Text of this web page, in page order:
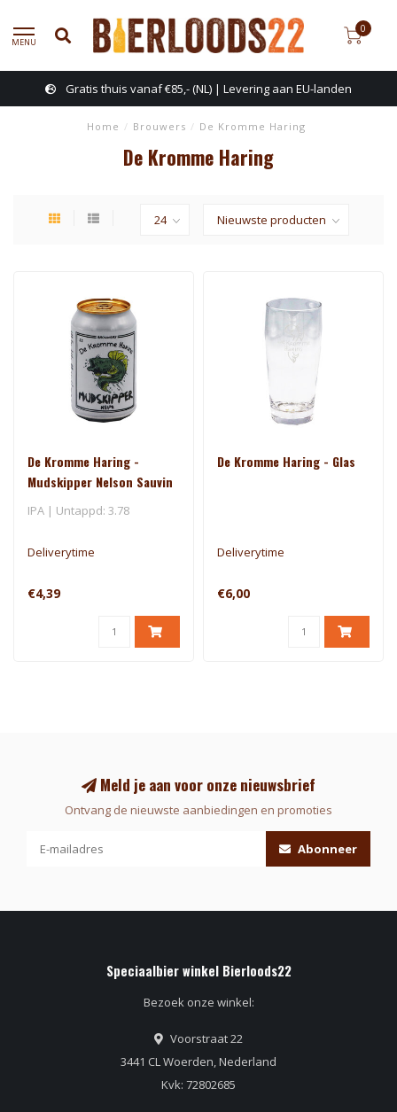
MENU
0
Gratis thuis vanaf €85,- (NL) | Levering aan EU-landen
Home / Brouwers / De Kromme Haring
De Kromme Haring
De Kromme Haring -
Mudskipper Nelson Sauvin
- El Dorado
IPA | Untappd: 3.78
Deliverytime
€4,39
De Kromme Haring - Glas
Deliverytime
€6,00
Meld je aan voor onze nieuwsbrief
Ontvang de nieuwste aanbiedingen en promoties
Abonneer
Speciaalbier winkel Bierloods22
Bezoek onze winkel:
Voorstraat 22
3441 CL Woerden, Nederland
Kvk: 72802685